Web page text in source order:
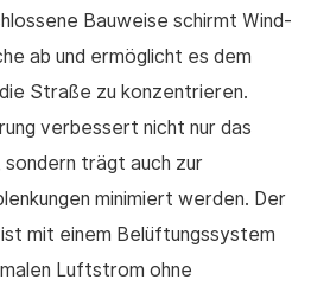
Bauweise schirmt Wind-
ab und ermöglicht es dem
Straße zu konzentrieren.
verbessert nicht nur das
sondern trägt auch zur
minimiert werden. Der
ist mit einem Belüftungssystem
Luftstrom ohne